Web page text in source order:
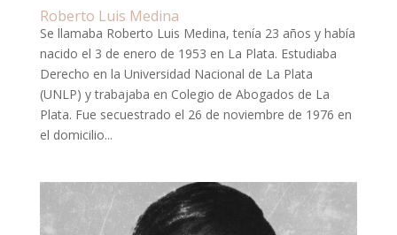
Roberto Luis Medina
Se llamaba Roberto Luis Medina, tenía 23 años y había
nacido el 3 de enero de 1953 en La Plata. Estudiaba
Derecho en la Universidad Nacional de La Plata
(UNLP) y trabajaba en Colegio de Abogados de La
Plata. Fue secuestrado el 26 de noviembre de 1976 en
el domicilio...